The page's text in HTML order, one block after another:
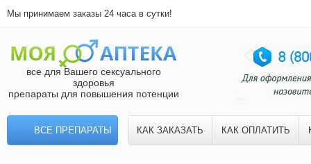
Мы принимаем заказы 24 часа в сутки!
все для Вашего сексуального
здоровья
препараты для повышения потенции
ВСЕ ПРЕПАРАТЫ КАК ЗАКАЗАТЬ КАК ОПЛАТИТЬ